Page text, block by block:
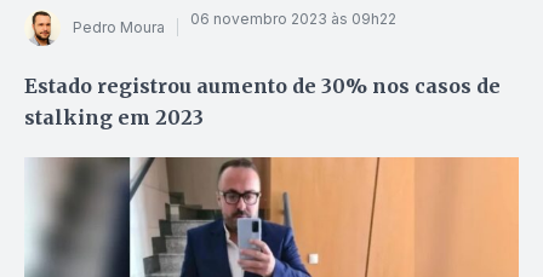
Pedro Moura 06 novembro 2023 às 09h22
Estado registrou aumento de 30% nos casos de
stalking em 2023